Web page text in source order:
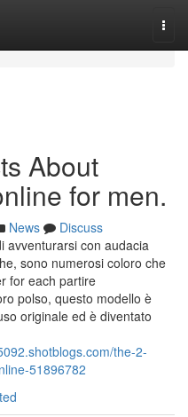
About
for men.
News
Discuss
avventurarsi con audacia
sono numerosi coloro che
for each partire
polso, questo modello è
originale ed è diventato
the-2-
51896782